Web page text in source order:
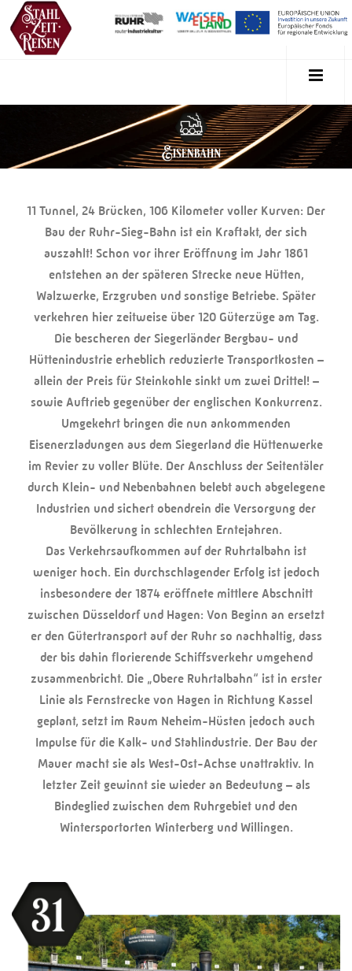
11 Tunnel, 24 Brücken, 106 Kilometer voller Kurven: Der
Bau der Ruhr-Sieg-Bahn ist ein Kraftakt, der sich
auszahlt! Schon vor ihrer Eröffnung im Jahr 1861
entstehen an der späteren Strecke neue Hütten,
Walzwerke, Erzgruben und sonstige Betriebe. Später
verkehren hier zeitweise über 120 Güterzüge am Tag.
Die bescheren der Siegerländer Bergbau- und
Hüttenindustrie erheblich reduzierte Transportkosten –
allein der Preis für Steinkohle sinkt um zwei Drittel! –
sowie Auftrieb gegenüber der englischen Konkurrenz.
Umgekehrt bringen die nun ankommenden
Eisenerzladungen aus dem Siegerland die Hüttenwerke
im Revier zu voller Blüte. Der Anschluss der Seitentäler
durch Klein- und Nebenbahnen belebt auch abgelegene
Industrien und sichert obendrein die Versorgung der
Bevölkerung in schlechten Erntejahren.
Das Verkehrsaufkommen auf der Ruhrtalbahn ist
weniger hoch. Ein durchschlagender Erfolg ist jedoch
insbesondere der 1874 eröffnete mittlere Abschnitt
zwischen Düsseldorf und Hagen: Von Beginn an ersetzt
er den Gütertransport auf der Ruhr so nachhaltig, dass
der bis dahin florierende Schiffsverkehr umgehend
zusammenbricht. Die „Obere Ruhrtalbahn“ ist in erster
Linie als Fernstrecke von Hagen in Richtung Kassel
geplant, setzt im Raum Neheim-Hüsten jedoch auch
Impulse für die Kalk- und Stahlindustrie. Der Bau der
Mauer macht sie als West-Ost-Achse unattraktiv. In
letzter Zeit gewinnt sie wieder an Bedeutung – als
Bindeglied zwischen dem Ruhrgebiet und den
Wintersportorten Winterberg und Willingen.